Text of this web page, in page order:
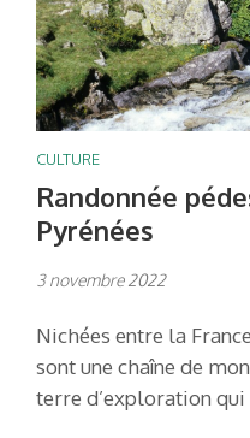
CULTURE
Randonnée
Pyrénées
3 novembre 2022
Nichées entre la
sont une chaîne de
terre d’exploration